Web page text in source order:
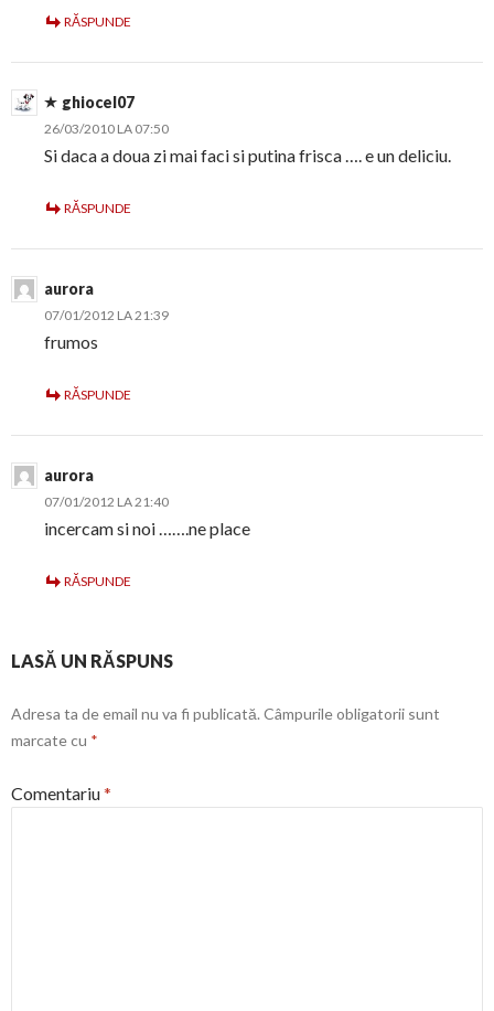
RĂSPUNDE
ghiocel07
26/03/2010 LA 07:50
Si daca a doua zi mai faci si putina frisca …. e un deliciu.
RĂSPUNDE
aurora
07/01/2012 LA 21:39
frumos
RĂSPUNDE
aurora
07/01/2012 LA 21:40
incercam si noi …….ne place
RĂSPUNDE
LASĂ UN RĂSPUNS
Adresa ta de email nu va fi publicată. Câmpurile obligatorii sunt
marcate cu *
Comentariu*